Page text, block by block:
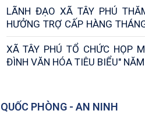
LÃNH ĐẠO XÃ TÂY PHÚ
HƯỞNG TRỢ CẤP HÀNG
TÚ
XÃ TÂY PHÚ TỔ CHỨC HỌP
ĐÌNH VĂN HÓA TIÊU BIỂU"
QUỐC PHÒNG - AN NINH